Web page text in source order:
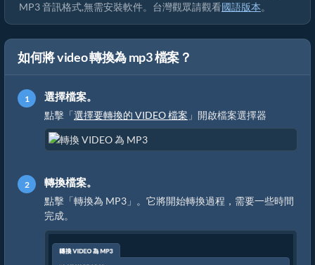
MP3 音訊格式,無需安裝軟件。台灣觀眾請觀看國語版本。
如何將 video 轉換為 mp3 檔案？
選擇檔案。
點擊「選擇要轉換的 VIDEO 檔案 」開啟檔案選擇器
轉換檔案。
點擊「轉換為 MP3」。它將開始轉換過程，需要一些時間
完成。